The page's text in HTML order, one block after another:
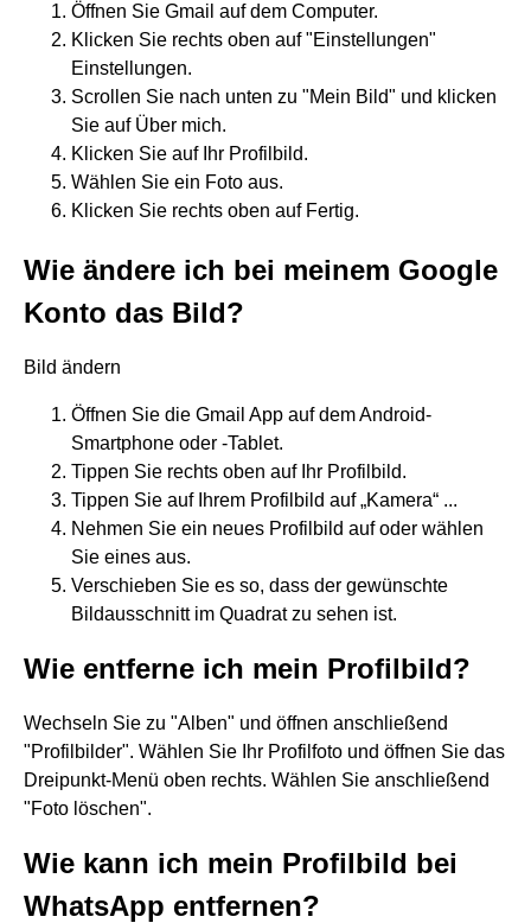
Öffnen Sie Gmail auf dem Computer.
Klicken Sie rechts oben auf "Einstellungen"
Einstellungen.
Scrollen Sie nach unten zu "Mein Bild" und klicken
Sie auf Über mich.
Klicken Sie auf Ihr Profilbild.​
Wählen Sie ein Foto aus.
Klicken Sie rechts oben auf Fertig.
Wie ändere ich bei meinem Google
Konto das Bild?
Bild ändern
Öffnen Sie die Gmail App auf dem Android-
Smartphone oder ‑Tablet.
Tippen Sie rechts oben auf Ihr Profilbild.
Tippen Sie auf Ihrem Profilbild auf „Kamera“ ...
Nehmen Sie ein neues Profilbild auf oder wählen
Sie eines aus.
Verschieben Sie es so, dass der gewünschte
Bildausschnitt im Quadrat zu sehen ist.
Wie entferne ich mein Profilbild?
Wechseln Sie zu "Alben" und öffnen anschließend
"Profilbilder". Wählen Sie Ihr Profilfoto und öffnen Sie das
Dreipunkt-Menü oben rechts. Wählen Sie anschließend
"Foto löschen".
Wie kann ich mein Profilbild bei
WhatsApp entfernen?